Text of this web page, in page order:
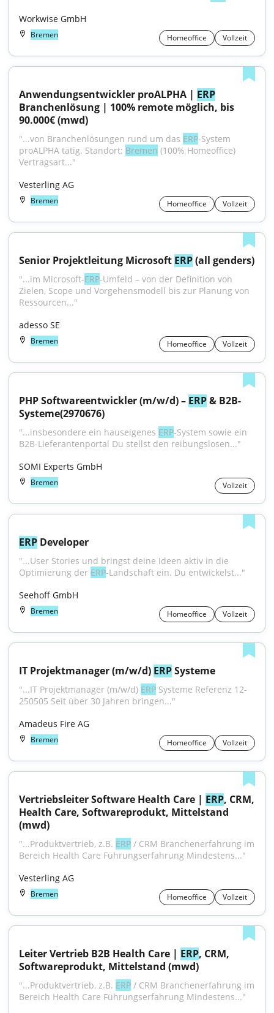
Workwise GmbH
Bremen Homeoffice Vollzeit
Anwendungsentwickler proALPHA | ERP
Branchenlösung | 100% remote möglich, bis
90.000€ (mwd)
"...von Branchenlösungen rund um das ERP-System
proALPHA tätig. Standort: Bremen (100% Homeoffice)
Vertragsart..."
Vesterling AG
Bremen Homeoffice Vollzeit
Senior Projektleitung Microsoft ERP (all genders)
"...im Microsoft-ERP-Umfeld – von der Definition von
Zielen, Scope und Vorgehensmodell bis zur Planung von
Ressourcen..."
adesso SE
Bremen Homeoffice Vollzeit
PHP Softwareentwickler (m/w/d) – ERP & B2B-
Systeme(2970676)
"...insbesondere ein hauseigenes ERP-System sowie ein
B2B-Lieferantenportal Du stellst den reibungslosen..."
SOMI Experts GmbH
Bremen Vollzeit
ERP Developer
"...User Stories und bringst deine Ideen aktiv in die
Optimierung der ERP-Landschaft ein. Du entwickelst..."
Seehoff GmbH
Bremen Homeoffice Vollzeit
IT Projektmanager (m/w/d) ERP Systeme
"...IT Projektmanager (m/w/d) ERP Systeme Referenz 12-
250505 Seit über 30 Jahren bringen..."
Amadeus Fire AG
Bremen Homeoffice Vollzeit
Vertriebsleiter Software Health Care | ERP, CRM,
Health Care, Softwareprodukt, Mittelstand
(mwd)
"...Produktvertrieb, z.B. ERP / CRM Branchenerfahrung im
Bereich Health Care Führungserfahrung Mindestens..."
Vesterling AG
Bremen Homeoffice Vollzeit
Leiter Vertrieb B2B Health Care | ERP, CRM,
Softwareprodukt, Mittelstand (mwd)
"...Produktvertrieb, z.B. ERP / CRM Branchenerfahrung im
Bereich Health Care Führungserfahrung Mindestens..."